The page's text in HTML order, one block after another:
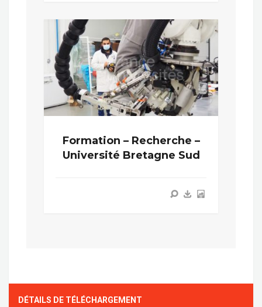
Formation – Recherche –
Université Bretagne Sud
DÉTAILS DE TÉLÉCHARGEMENT